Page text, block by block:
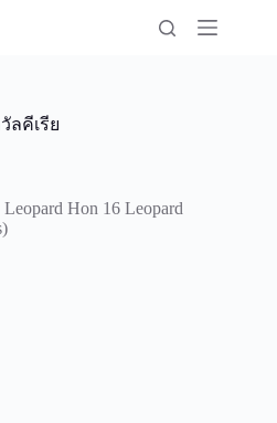
ลคีเรีย
Hon 16 Leopard